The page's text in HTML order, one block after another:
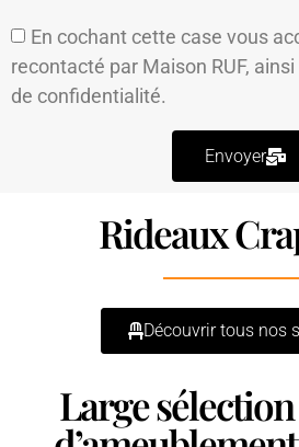
En cochant cette case vous
recontacté par Maison RUF,
de confidentialité.
Envoyer
Rideaux
Découvrir tous nos
Large